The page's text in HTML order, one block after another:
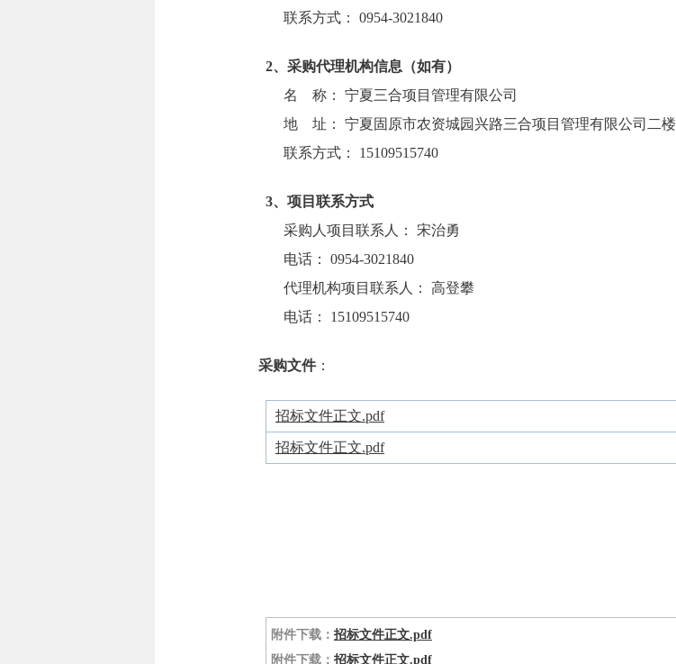
联系方式： 0954-3021840
2、采购代理机构信息（如有）
名 称： 宁夏三合项目管理有限公司
地 址： 宁夏固原市农资城园兴路三合项目管理有限公司二楼
联系方式： 15109515740
3、项目联系方式
采购人项目联系人： 宋治勇
电话： 0954-3021840
代理机构项目联系人： 高登攀
电话： 15109515740
采购文件：
招标文件正文.pdf
招标文件正文.pdf
附件下载： 招标文件正文.pdf
附件下载： 招标文件正文.pdf